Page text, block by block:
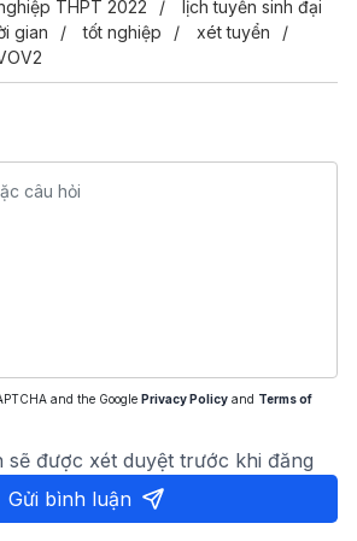
THPT 2022
lịch tuyển sinh đại
gian tốt nghiệp
xét tuyển
and the Google Privacy Policy and Terms of
sẽ được xét duyệt trước khi đăng
Gửi bình luận